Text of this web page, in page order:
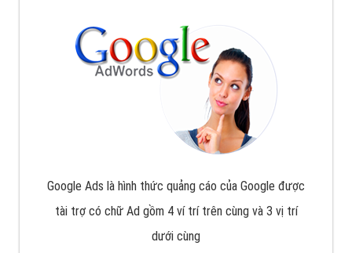
Google Ads là hình thức quảng cáo của Google được
tài trợ có chữ Ad gồm 4 ví trí trên cùng và 3 vị trí
dưới cùng